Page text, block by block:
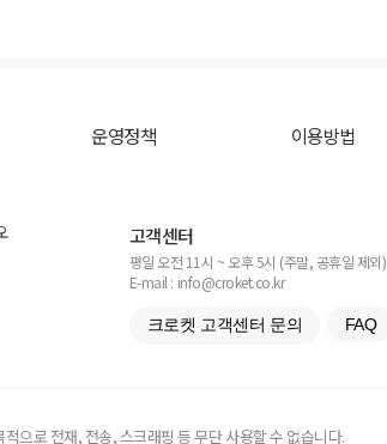
운영정책 이용방법
고객센터
평일 오전 11시 ~ 오후 5시 (주말, 공휴일 제외)
E-mail : info@croket.co.kr
크로켓 고객센터 문의 FAQ
으로 전재, 전송, 스크래핑 등 무단 사용할 수 없습니다.